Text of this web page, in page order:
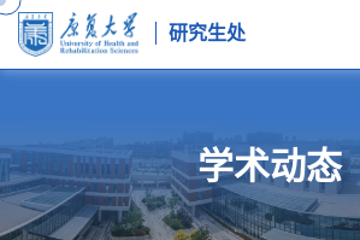
研究生处
学术动态